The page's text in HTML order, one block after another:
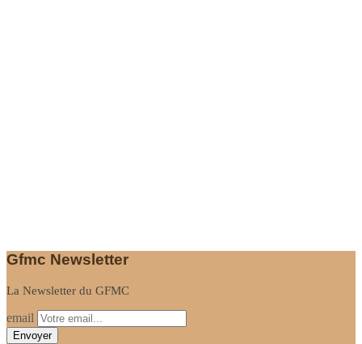
Gfmc Newsletter
La Newsletter du GFMC
email